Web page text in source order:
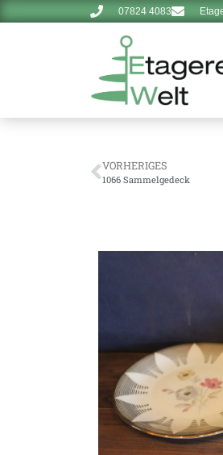
07824 4083
VORHERIGES
1066 Sammelgedeck